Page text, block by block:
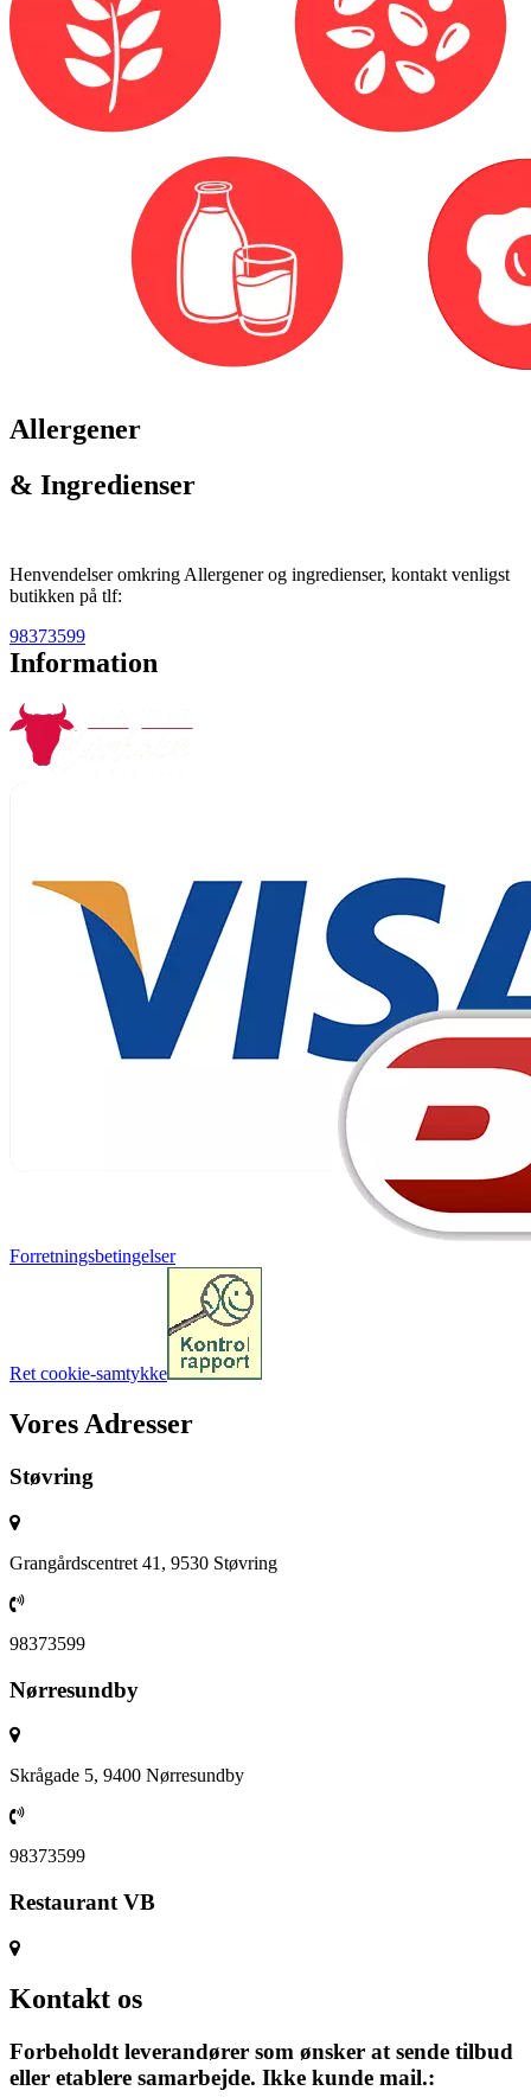
Allergener
& Ingredienser
Henvendelser omkring Allergener og ingredienser, kontakt venligst
butikken på tlf:
98373599
Information
Forretningsbetingelser
Ret cookie-samtykke
Vores Adresser
Støvring
Grangårdscentret 41, 9530 Støvring
98373599
Nørresundby
Skrågade 5, 9400 Nørresundby
98373599
Restaurant VB
Kontakt os
Forbeholdt leverandører som ønsker at sende tilbud
eller etablere samarbejde. Ikke kunde mail.: